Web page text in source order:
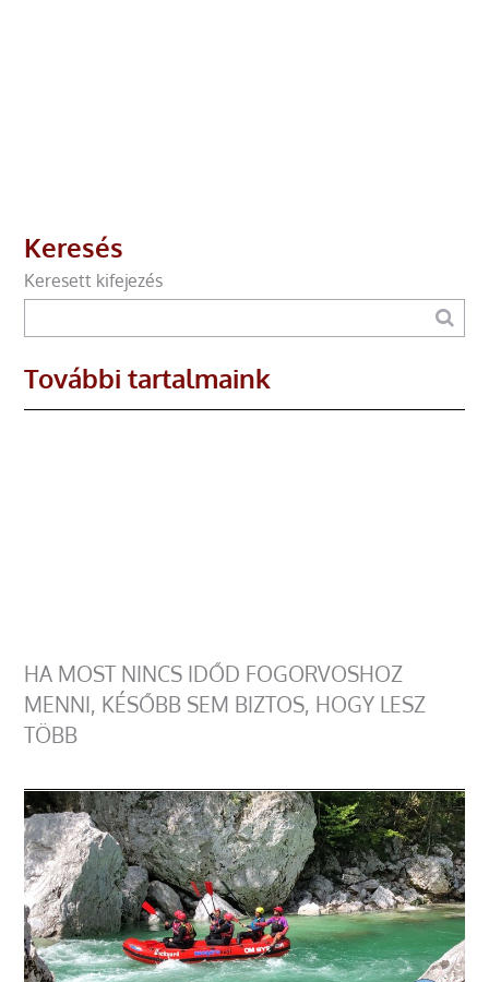
Keresés
Keresett kifejezés
További tartalmaink
HA MOST NINCS IDŐD FOGORVOSHOZ
MENNI, KÉSŐBB SEM BIZTOS, HOGY LESZ
TÖBB